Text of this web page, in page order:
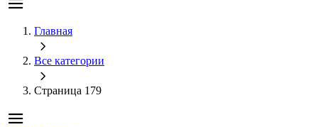
Главная
Все категории
Страница 179